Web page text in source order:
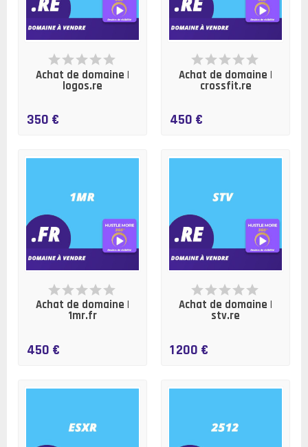
EN STOCK
Achat de domaine |
logos.re
350 €
EN STOCK
Achat de domaine |
crossfit.re
450 €
EN STOCK
Achat de domaine |
1mr.fr
450 €
EN STOCK
Achat de domaine |
stv.re
1 200 €